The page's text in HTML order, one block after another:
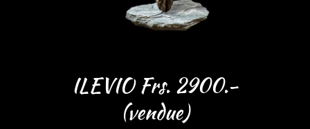
ILEVIO Frs. 2900.-
(vendue)